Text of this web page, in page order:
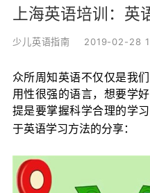
上海英语培训：英
少儿英语指南 2019-02-28
众所周知英语不仅仅是我
用性很强的语言，想要学
提是要掌握科学合理的学
于英语学习方法的分享：